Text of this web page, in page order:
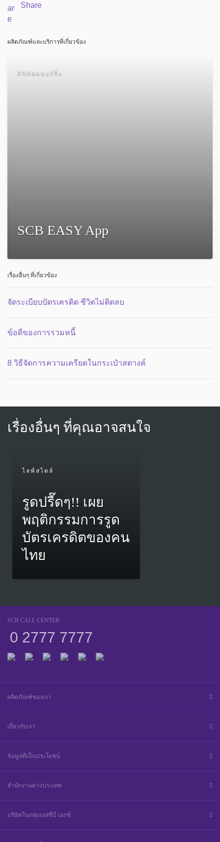
Share
ผลิตภัณฑ์และบริการที่เกี่ยวข้อง
ดิจิทัลแบงก์กิ้ง
SCB EASY App
เรื่องอื่นๆ ที่เกี่ยวข้อง
จัดระเบียบบัตรเครดิต ชีวิตไม่ติดลบ
ข้อดีของการรวมหนี้
8 วิธีจัดการความเครียดในกระเป๋าสตางค์
เรื่องอื่นๆ ที่คุณอาจสนใจ
ไลฟ์สไตล์
รูดปรื๊ดๆ!! เผย
พฤติกรรมการรูด
บัตรเครดิตของคน
ไทย
SCB CALL CENTER
0 2777 7777
ผลิตภัณฑ์ของเรา
เกี่ยวกับเรา
ข้อมูลที่เป็นประโยชน์
สำนักงานต่างประเทศ
บริษัทในกลุ่มเอสซีบี เอกซ์